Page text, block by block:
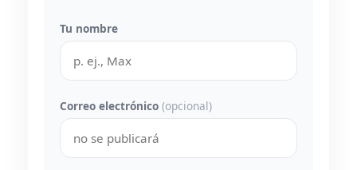
Tu nombre
Correo electrónico (opcional)